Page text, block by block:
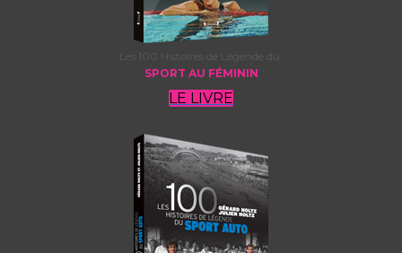
Les 100 Histoires de Légende du
SPORT AU FÉMININ
LE LIVRE